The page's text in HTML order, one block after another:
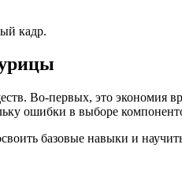
кадр.
Во-первых, это
ошибки в выборе
базовые навыки и